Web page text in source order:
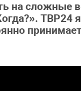
на сложные
ТВР24
принимает